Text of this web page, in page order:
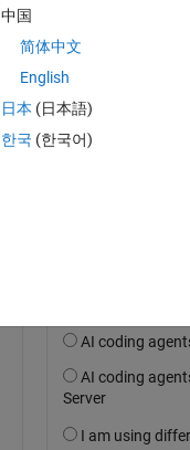
中国
简体中文
English
日本 (日本語)
한국 (한국어)